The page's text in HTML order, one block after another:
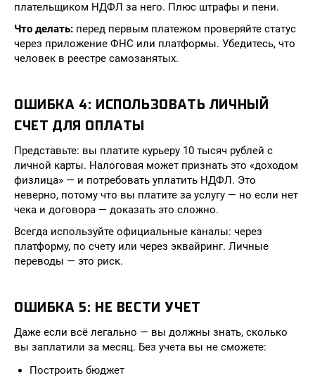
плательщиком НДФЛ за него. Плюс штрафы и пени.
Что делать: перед первым платежом проверяйте статус
через приложение ФНС или платформы. Убедитесь, что
человек в реестре самозанятых.
ОШИБКА 4: ИСПОЛЬЗОВАТЬ ЛИЧНЫЙ
СЧЕТ ДЛЯ ОПЛАТЫ
Представьте: вы платите курьеру 10 тысяч рублей с
личной карты. Налоговая может признать это «доходом
физлица» — и потребовать уплатить НДФЛ. Это
неверно, потому что вы платите за услугу — но если нет
чека и договора — доказать это сложно.
Всегда используйте официальные каналы: через
платформу, по счету или через эквайринг. Личные
переводы — это риск.
ОШИБКА 5: НЕ ВЕСТИ УЧЕТ
Даже если всё легально — вы должны знать, сколько
вы заплатили за месяц. Без учета вы не сможете:
Построить бюджет